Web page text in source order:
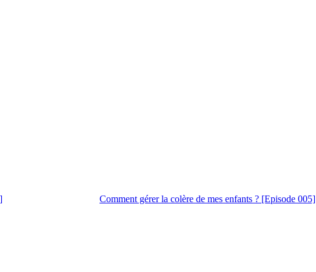
Comment gérer la colère de mes enfants ? [Episode 005]